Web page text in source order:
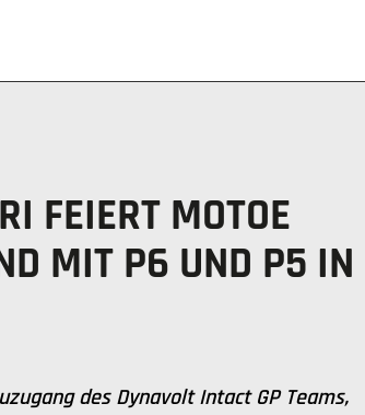
FEIERT MOTOE
MIT P6 UND P5 IN
des Dynavolt Intact GP Teams,